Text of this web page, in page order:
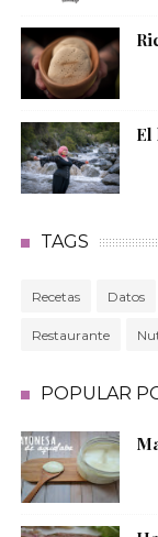
El
TAGS
Recetas Datos
Restaurante
POPULAR